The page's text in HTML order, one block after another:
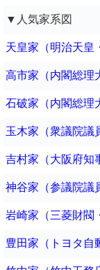
▼人気家系図
天皇家（明治天皇
高市家（内閣総理
石破家（内閣総理
玉木家（衆議院議
吉村家（大阪府知
神谷家（参議院議
岩崎家（三菱財閥
豊田家（トヨタ自